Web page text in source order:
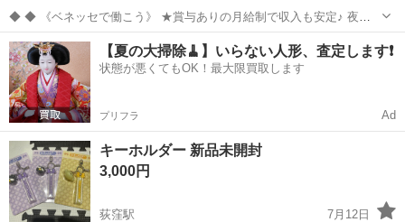
◆ ◆ 《ベネッセで働こう》 ★賞与ありの月給制で収入も安定♪ 夜勤
がない勤務でも月給制のため、 毎月安定した収入を確保でき、計画的
に生活を送ることができます。 ★正社員並みの充実した福利厚生 契約
社員の場合でも、正...
東京 杉並区 荻窪駅 介護
【夏の大掃除🧹】いらない人形、査定します❗️
状態が悪くてもOK！最大限買取します
プリフラ Ad
キーホルダー 新品未開封
3,000円
荻窪駅
7月12日